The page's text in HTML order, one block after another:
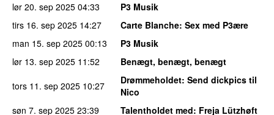
lør 20. sep 2025 04:33
P3 Musik
tirs 16. sep 2025 14:27 Carte Blanche: Sex med P3ære
man 15. sep 2025 00:13
P3 Musik
lør 13. sep 2025 11:52
Benægt, benægt, benægt
tors 11. sep 2025 10:27 Drømmeholdet: Send dickpics til
Nico
søn 7. sep 2025 23:39 Talentholdet med: Freja Lützhøft